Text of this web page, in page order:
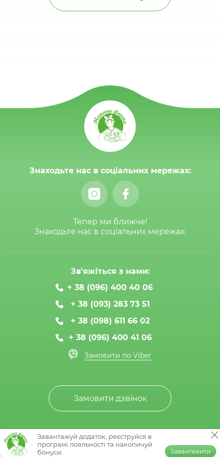
Знаходьте нас в соціальних мережах:
Тепер ми ближче!
Знаходьте нас в соціальних мережах:
Зв'яжіться з нами:
+ 38 (096) 400 40 06
+ 38 (093) 283 73 51
+ 38 (098) 611 66 02
+ 38 (096) 400 41 06
Замовити по Viber
Замовити дзвінок
© Мамина ферма 2020-2026
Завантажуй додаток, реєструйся в
програмі лояльності та накопичуй
бонуси.
Завантажити